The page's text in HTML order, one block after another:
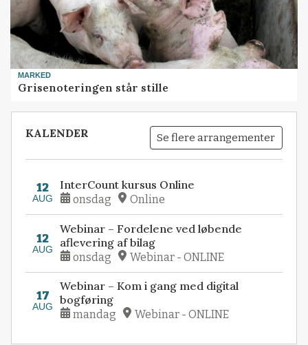
MARKED
Grisenoteringen står stille
KALENDER Se flere arrangementer
12
AUG
InterCount kursus Online
onsdag Online
12
AUG
Webinar – Fordelene ved løbende
aflevering af bilag
onsdag Webinar - ONLINE
17
AUG
Webinar – Kom i gang med digital
bogføring
mandag Webinar - ONLINE